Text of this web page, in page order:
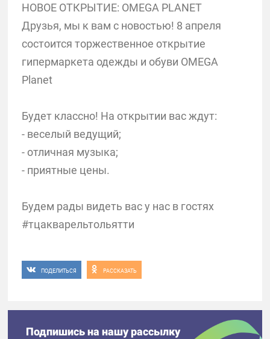
НОВОЕ ОТКРЫТИЕ: OMEGA PLANET
Друзья, мы к вам с новостью! 8 апреля
состоится торжественное открытие
гипермаркета одежды и обуви OMEGA
Planet
Будет классно! На открытии вас ждут:
- веселый ведущий;
- отличная музыка;
- приятные цены.
Будем рады видеть вас у нас в гостях
#тцакварельтольятти
ПОДЕЛИТЬСЯ РАССКАЗАТЬ
Подпишись на нашу рассылку